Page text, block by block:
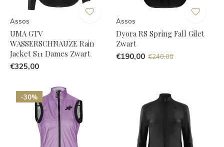
Assos
UMA GTV
WASSERSCHNAUZE Rain
Jacket S11 Dames Zwart
€325,00
Assos
Dyora RS Spring Fall Gilet
Zwart
€190,00 €240,00
-30%